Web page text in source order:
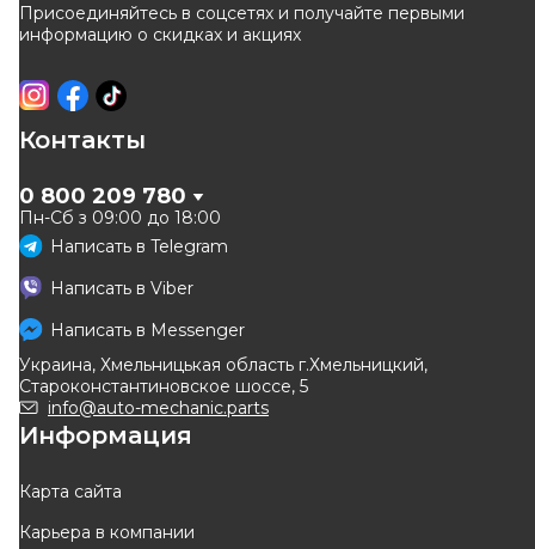
Присоединяйтесь в соцсетях и получайте первыми
информацию о скидках и акциях
Контакты
0 800 209 780
Пн-Сб з 09:00 до 18:00
Написать в Telegram
Написать в Viber
Написать в Messenger
Украина, Хмельницькая область г.Хмельницкий,
Староконстантиновское шоссе, 5
info@auto-mechanic.parts
Информация
Карта сайта
Карьера в компании